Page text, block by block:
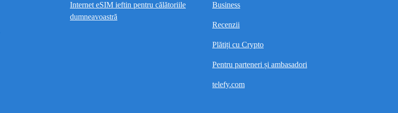
Internet eSIM ieftin pentru călătoriile
dumneavoastră
Business
Recenzii
Plătiți cu Crypto
Pentru parteneri și ambasadori
telefy.com